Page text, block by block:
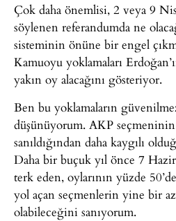
Çok daha önemlisi, 2 veya 9
söylenen referandumda ne
sisteminin önüne bir engel
Kamuoyu yoklamaları
yakın oy alacağını gösteriyor.
Ben bu yoklamaların
düşünüyorum. AKP
sanıldığından daha kaygılı
Daha bir buçuk yıl önce 7
terk eden, oylarının yüzde
yol açan seçmenlerin yine bir
olabileceğini sanıyorum.